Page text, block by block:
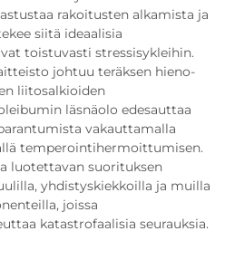
rakoitusten alkamista ja
siitä ideaalisia
toistuvasti stressisykleihin.
johtuu teräksen hieno-
liitosalkioiden
läsnäolo edesauttaa
vakauttamalla
temperointihermoittumisen.
luotettavan suorituksen
yhdistyskiekkoilla ja muilla
joissa
katastrofaalisia seurauksia.